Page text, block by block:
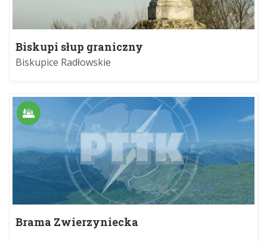
Biskupi słup graniczny
Biskupice Radłowskie
Brama Zwierzyniecka